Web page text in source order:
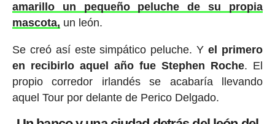
amarillo un pequeño peluche de su propia
mascota, un león.
Se creó así este simpático peluche. Yel primero
en recibirlo aquel año fue Stephen Roche. El
propio corredor irlandés se acabaría llevando
aquel Tour por delante de Perico Delgado.